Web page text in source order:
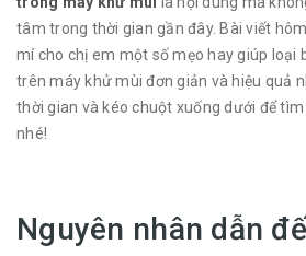
tâm trong thời gian gần đây. Bài viết
mí cho chị em một số mẹo hay giúp loại
trên máy khử mùi đơn giản và hiệu quả
thời gian và kéo chuột xuống dưới để
nhé!
Nguyên nhân dẫn